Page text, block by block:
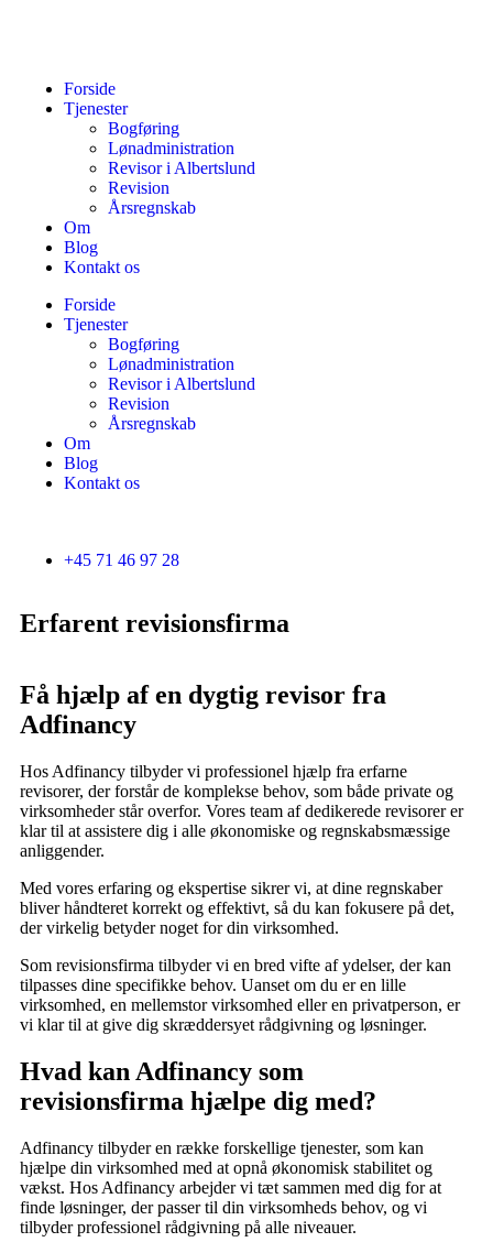
Forside
Tjenester
Bogføring
Lønadministration
Revisor i Albertslund
Revision
Årsregnskab
Om
Blog
Kontakt os
Forside
Tjenester
Bogføring
Lønadministration
Revisor i Albertslund
Revision
Årsregnskab
Om
Blog
Kontakt os
+45 71 46 97 28
Erfarent revisionsfirma
Få hjælp af en dygtig revisor fra
Adfinancy
Hos Adfinancy tilbyder vi professionel hjælp fra erfarne
revisorer, der forstår de komplekse behov, som både private og
virksomheder står overfor. Vores team af dedikerede revisorer er
klar til at assistere dig i alle økonomiske og regnskabsmæssige
anliggender.
Med vores erfaring og ekspertise sikrer vi, at dine regnskaber
bliver håndteret korrekt og effektivt, så du kan fokusere på det,
der virkelig betyder noget for din virksomhed.
Som revisionsfirma tilbyder vi en bred vifte af ydelser, der kan
tilpasses dine specifikke behov. Uanset om du er en lille
virksomhed, en mellemstor virksomhed eller en privatperson, er
vi klar til at give dig skræddersyet rådgivning og løsninger.
Hvad kan Adfinancy som
revisionsfirma hjælpe dig med?
Adfinancy tilbyder en række forskellige tjenester, som kan
hjælpe din virksomhed med at opnå økonomisk stabilitet og
vækst. Hos Adfinancy arbejder vi tæt sammen med dig for at
finde løsninger, der passer til din virksomheds behov, og vi
tilbyder professionel rådgivning på alle niveauer.